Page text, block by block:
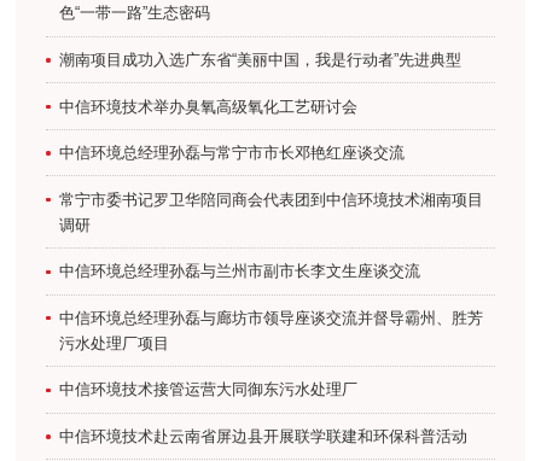
色“一带一路”生态密码
潮南项目成功入选广东省“美丽中国，我是行动者”先进典型
中信环境技术举办臭氧高级氧化工艺研讨会
中信环境总经理孙磊与常宁市市长邓艳红座谈交流
常宁市委书记罗卫华陪同商会代表团到中信环境技术湘南项目
调研
中信环境总经理孙磊与兰州市副市长李文生座谈交流
中信环境总经理孙磊与廊坊市领导座谈交流并督导霸州、胜芳
污水处理厂项目
中信环境技术接管运营大同御东污水处理厂
中信环境技术赴云南省屏边县开展联学联建和环保科普活动